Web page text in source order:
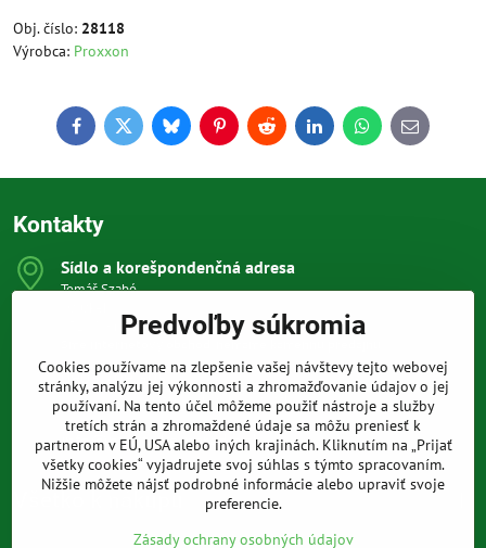
Obj. číslo: 28118
Výrobca: Proxxon
FacebookTwitterBlueskyPinterestReddit LinkedInWhatsApp
E-
mail
Kontakty
Sídlo a korešpondenčná adresa
Tomáš Szabó
851 03 Bratislava
Sme internetový obchod, nemáme kamennú predajňu.
0903 709 305
(08:00 - 20:00 vrátane víkendov a sviatkov)
info​@prakticke-naradie​.sk
Všetko k nákupu
Predvoľby súkromia
Cookies používame na zlepšenie vašej návštevy tejto webovej
stránky, analýzu jej výkonnosti a zhromažďovanie údajov o jej
používaní. Na tento účel môžeme použiť nástroje a služby
tretích strán a zhromaždené údaje sa môžu preniesť k
partnerom v EÚ, USA alebo iných krajinách. Kliknutím na „Prijať
všetky cookies“ vyjadrujete svoj súhlas s týmto spracovaním.
Nižšie môžete nájsť podrobné informácie alebo upraviť svoje
preferencie.
Zásady ochrany osobných údajov